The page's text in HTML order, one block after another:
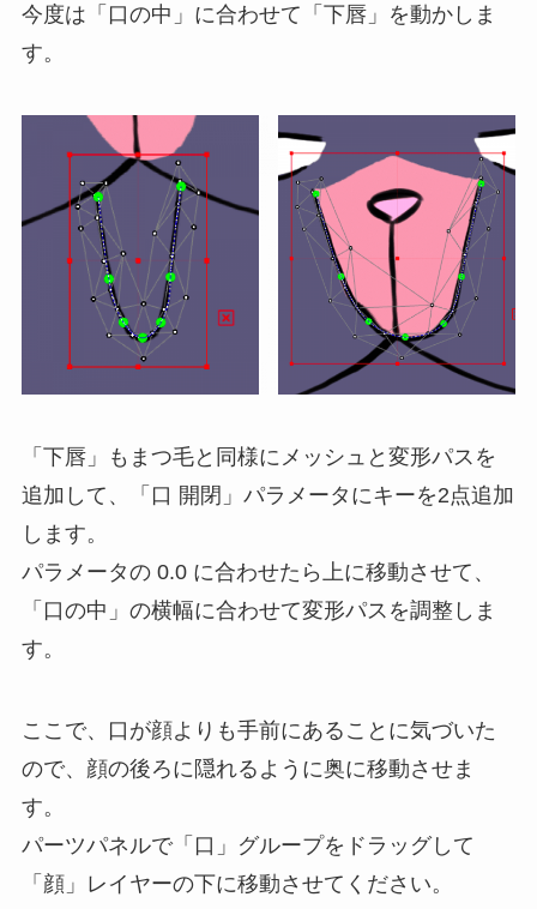
今度は「口の中」に合わせて「下唇」を動かしま
す。
「下唇」もまつ毛と同様にメッシュと変形パスを
追加して、「口 開閉」パラメータにキーを2点追加
します。
パラメータの 0.0 に合わせたら上に移動させて、
「口の中」の横幅に合わせて変形パスを調整しま
す。
ここで、口が顔よりも手前にあることに気づいた
ので、顔の後ろに隠れるように奥に移動させま
す。
パーツパネルで「口」グループをドラッグして
「顔」レイヤーの下に移動させてください。